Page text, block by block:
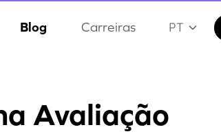
Blog Carreiras PT
Avaliação